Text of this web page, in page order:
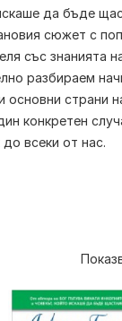
да бъде
сюжет с
със знанията
разбираем
основни страни
конкретен
всеки от нас.